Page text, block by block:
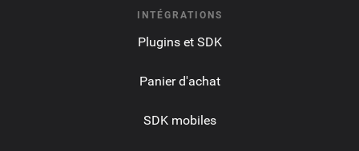
INTÉGRATIONS
Plugins et SDK
Panier d'achat
SDK mobiles